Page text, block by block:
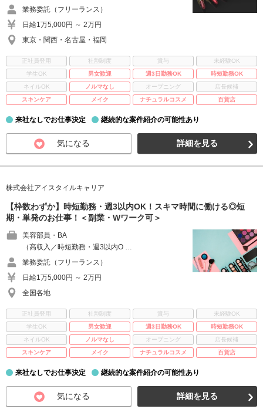
業務委託（フリーランス）
日給1万5,000円 ～ 2万円
東京・関西・名古屋・福岡
正社員登用 社割制度 賞与
未経験OK
学生OK
男女歓迎 週3日勤務OK
時短勤務OK
ネイルOK
ノルマなし オープニング
店長候補
スキンケア
メイク ナチュラルコスメ 百貨店
来社なしでお仕事決定 継続的な案件紹介の可能性あり
気になる 詳細を見る
株式会社アイスタイルキャリア
【枠数わずか】時短勤務・週3以内OK！スキマ時間に働ける◎短
期・単発のお仕事！＜副業・Wワーク可＞
美容部員・BA
（高収入／時短勤務・週3以内O …
業務委託（フリーランス）
日給1万5,000円 ～ 2万円
全国各地
正社員登用 社割制度 賞与
未経験OK
学生OK
男女歓迎 週3日勤務OK
時短勤務OK
ネイルOK
ノルマなし オープニング
店長候補
スキンケア
メイク ナチュラルコスメ 百貨店
来社なしでお仕事決定 継続的な案件紹介の可能性あり
気になる 詳細を見る